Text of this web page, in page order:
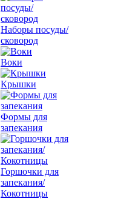
Наборы посуды/
сковород
Воки
Крышки
Формы для
запекания
Горшочки для
запекания/
Кокотницы